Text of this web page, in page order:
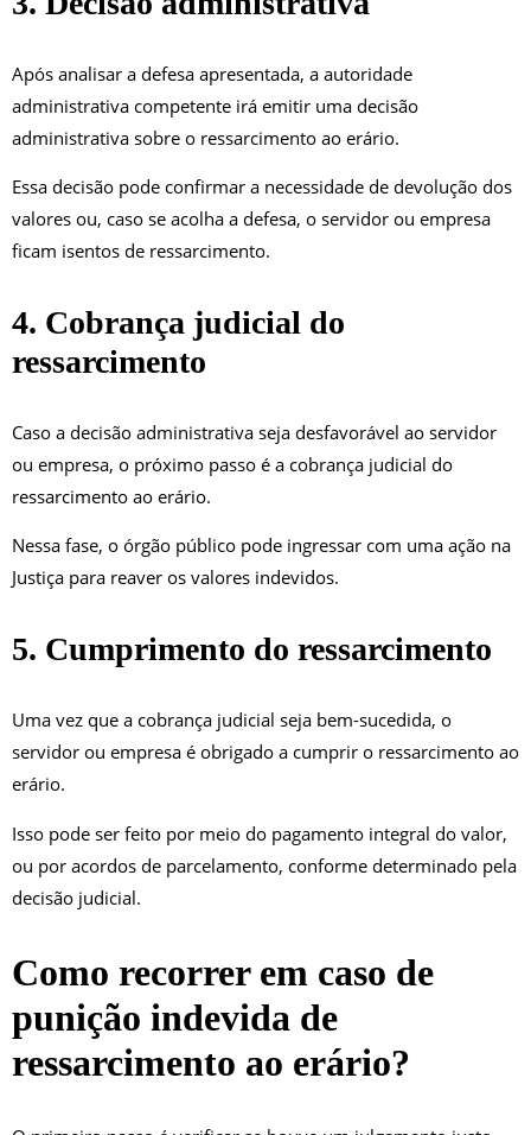
Após analisar a defesa apresentada, a autoridade
administrativa competente irá emitir uma decisão
administrativa sobre o ressarcimento ao erário.
Essa decisão pode confirmar a necessidade de devolução dos
valores ou, caso se acolha a defesa, o servidor ou empresa
ficam isentos de ressarcimento.
4. Cobrança judicial do
ressarcimento
Caso a decisão administrativa seja desfavorável ao servidor
ou empresa, o próximo passo é a cobrança judicial do
ressarcimento ao erário.
Nessa fase, o órgão público pode ingressar com uma ação na
Justiça para reaver os valores indevidos.
5. Cumprimento do ressarcimento
Uma vez que a cobrança judicial seja bem-sucedida, o
servidor ou empresa é obrigado a cumprir o ressarcimento ao
erário.
Isso pode ser feito por meio do pagamento integral do valor,
ou por acordos de parcelamento, conforme determinado pela
decisão judicial.
Como recorrer em caso de
punição indevida de
ressarcimento ao erário?